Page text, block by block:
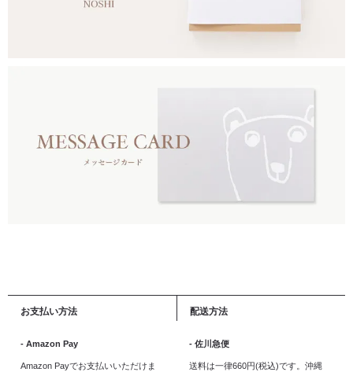
お支払い方法
- Amazon Pay
Amazon Payでお支払いいただけま
配送方法
- 佐川急便
送料は一律660円(税込)です。沖縄